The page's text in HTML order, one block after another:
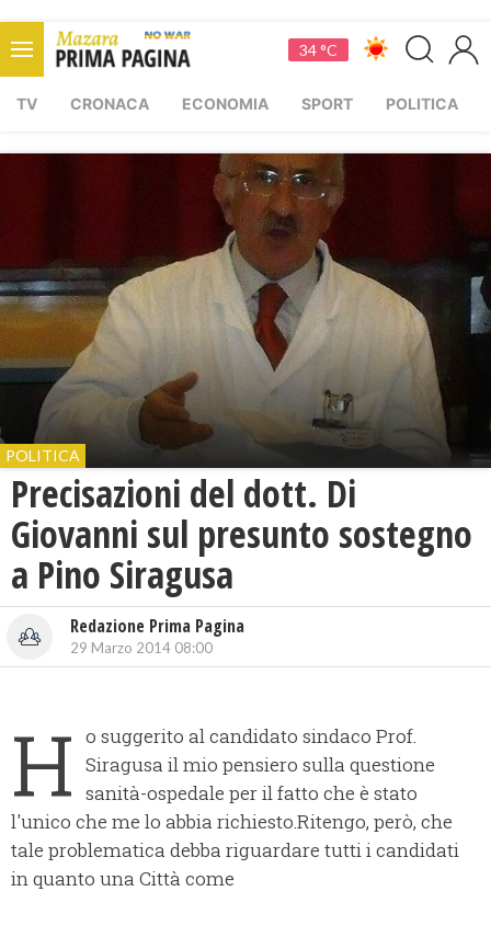
34 °C
TV CRONACA ECONOMIA SPORT POLITICA
POLITICA
Precisazioni del dott. Di
Giovanni sul presunto sostegno
a Pino Siragusa
Redazione Prima Pagina
29 Marzo 2014 08:00
H o suggerito al candidato sindaco Prof.
Siragusa il mio pensiero sulla questione
sanità-ospedale per il fatto che è stato
l'unico che me lo abbia richiesto.Ritengo, però, che
tale problematica debba riguardare tutti i candidati
in quanto una Città come